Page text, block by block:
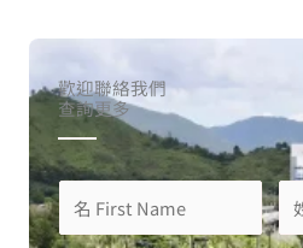
歡迎聯絡我們
查詢更多